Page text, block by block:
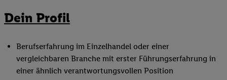
Dein Profil
Berufserfahrung im Einzelhandel oder einer
vergleichbaren Branche mit erster Führungserfahrung in
einer ähnlich verantwortungsvollen Position